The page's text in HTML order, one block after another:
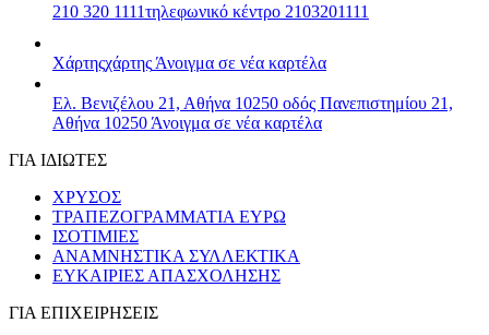
210 320 1111τηλεφωνικό κέντρο 2103201111
Χάρτηςχάρτης Άνοιγμα σε νέα καρτέλα
Ελ. Βενιζέλου 21, Αθήνα 10250 οδός Πανεπιστημίου 21,
Αθήνα 10250 Άνοιγμα σε νέα καρτέλα
ΓΙΑ ΙΔΙΩΤΕΣ
ΧΡΥΣΟΣ
ΤΡΑΠΕΖΟΓΡΑΜΜΑΤΙΑ ΕΥΡΩ
ΙΣΟΤΙΜΙΕΣ
ΑΝΑΜΝΗΣΤΙΚΑ ΣΥΛΛΕΚΤΙΚΑ
ΕΥΚΑΙΡΙΕΣ ΑΠΑΣΧΟΛΗΣΗΣ
ΓΙΑ ΕΠΙΧΕΙΡΗΣΕΙΣ